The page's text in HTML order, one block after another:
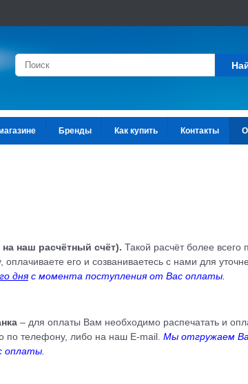
Бренды Как купить Контакты
наш расчётный счёт). Такой расчёт более всего
оплачиваете его и созваниваетесь с нами для
дняс момента поступления от Вас оплаты.
– для оплаты Вам необходимо распечатать и
по телефону, либо на наш E-mail. Мы отгружаем
оплаты.